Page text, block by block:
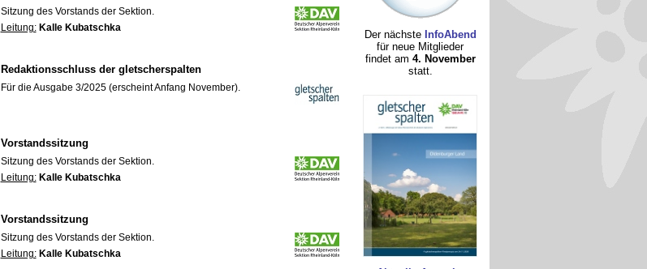
Sitzung des Vorstands der Sektion.
Leitung: Kalle Kubatschka
Redaktionsschluss der gletscherspalten
Für die Ausgabe 3/2025 (erscheint Anfang November).
Vorstandssitzung
Sitzung des Vorstands der Sektion.
Leitung: Kalle Kubatschka
Vorstandssitzung
Sitzung des Vorstands der Sektion.
Leitung: Kalle Kubatschka
Der nächste InfoAbend
für neue Mitglieder
findet am 4. November
statt.